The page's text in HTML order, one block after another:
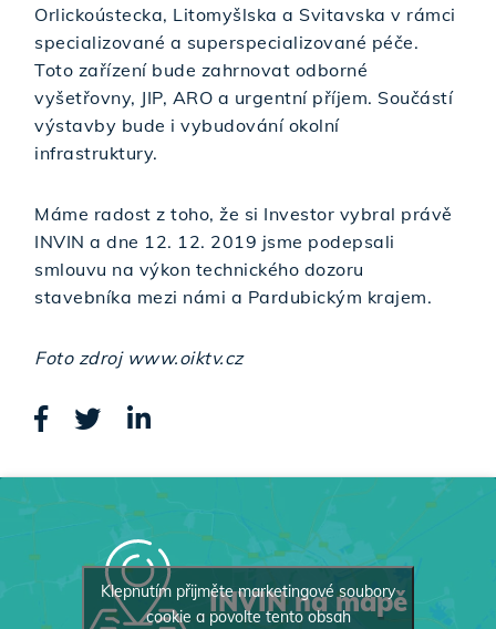
Orlickoústecka, Litomyšlska a Svitavska v rámci
specializované a superspecializované péče.
Toto zařízení bude zahrnovat odborné
vyšetřovny, JIP, ARO a urgentní příjem. Součástí
výstavby bude i vybudování okolní
infrastruktury.
Máme radost z toho, že si Investor vybral právě
INVIN a dne 12. 12. 2019 jsme podepsali
smlouvu na výkon technického dozoru
stavebníka mezi námi a Pardubickým krajem.
Foto zdroj www.oiktv.cz
INVIN na mapě
Klepnutím přijměte marketingové soubory
cookie a povolte tento obsah